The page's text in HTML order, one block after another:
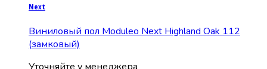
Next
Виниловый пол Moduleo Next Highland Oak 112
(замковый)